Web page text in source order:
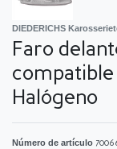
DIEDERICHS
Faro
compatible
Halógeno
Número de artículo